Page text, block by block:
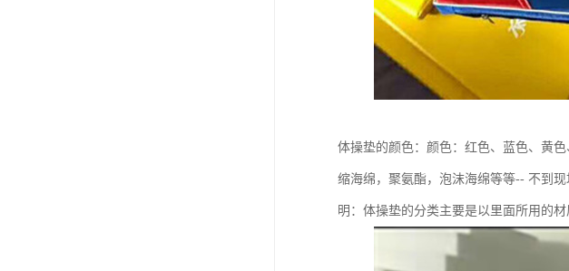
体操垫的颜色：颜色：红色、蓝色、黄
缩海绵，聚氨酯，泡沫海绵等等-- 不到
明：体操垫的分类主要是以里面所用的